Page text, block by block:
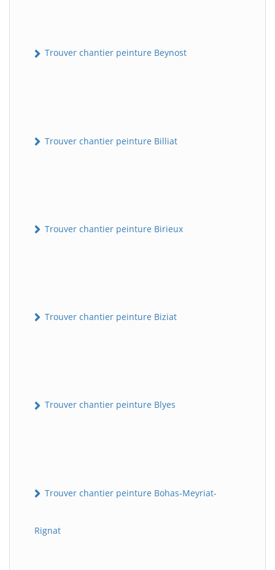
Trouver chantier peinture Beynost
Trouver chantier peinture Billiat
Trouver chantier peinture Birieux
Trouver chantier peinture Biziat
Trouver chantier peinture Blyes
Trouver chantier peinture Bohas-Meyriat-
Rignat